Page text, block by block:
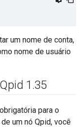
um nome de conta,
nome de usuário
1.35
para o
um nó Qpid, você